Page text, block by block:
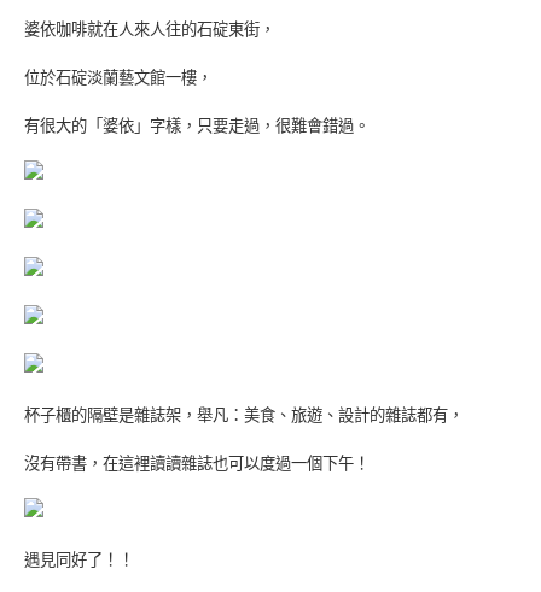
婆依咖啡就在人來人往的石碇東街，
位於石碇淡蘭藝文館一樓，
有很大的「婆依」字樣，只要走過，很難會錯過。
杯子櫃的隔壁是雜誌架，舉凡：美食、旅遊、設計的雜誌都有，
沒有帶書，在這裡讀讀雜誌也可以度過一個下午！
遇見同好了！！